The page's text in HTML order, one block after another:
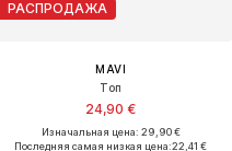
РАСПРОДАЖА
MAVI
Топ
24,90 €
Изначальная цена: 29,90 €
Последняя самая низкая цена:22,41 €